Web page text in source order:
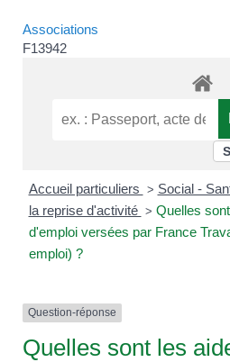
Associations
F13942
Accueil particuliers > Social -
la reprise d'activité > Quelles
d'emploi versées par France
emploi) ?
Question-réponse
Quelles sont les